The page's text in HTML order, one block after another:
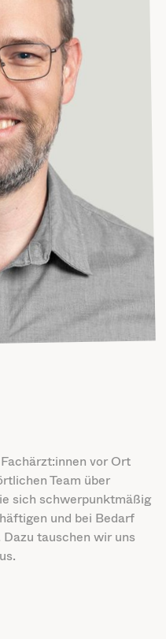
vor Ort
Team über
sich schwerpunktmäßig
und bei Bedarf
tauschen wir uns